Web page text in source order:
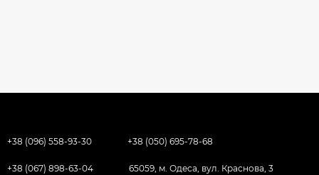
+38 (096) 558-93-30 +38 (050) 695-78-68
+38 (067) 898-63-04 65059, м. Одеса, вул. Краснова, 3